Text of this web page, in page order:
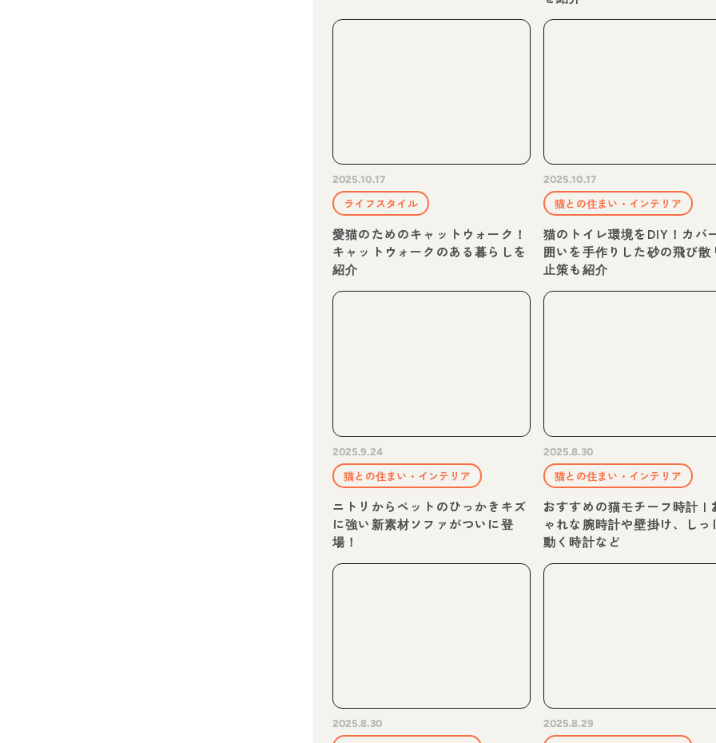
2025.10.17
ライフスタイル
愛猫のためのキャットウォーク！
キャットウォークのある暮らしを
紹介
2025.10.17
猫との住まい・インテリア
猫のトイレ環境をDIY！カバ
囲いを手作りした砂の飛び散
止策も紹介
2025.9.24
猫との住まい・インテリア
ニトリからペットのひっかきキズ
に強い新素材ソファがついに登
場！
2025.8.30
猫との住まい・インテリア
おすすめの猫モチーフ時計 |
ゃれな腕時計や壁掛け、しっ
動く時計など
2025.8.30 2025.8.29